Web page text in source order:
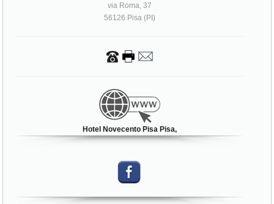
via Roma, 37
56126 Pisa (PI)
Hotel Novecento Pisa Pisa,